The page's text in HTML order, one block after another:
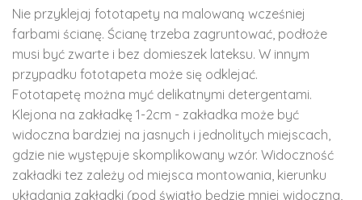
Nie przyklejaj fototapety na malowaną wcześniej
farbami ścianę. Ścianę trzeba zagruntować, podłoże
musi być zwarte i bez domieszek lateksu. W innym
przypadku fototapeta może się odklejać.
Fototapetę można myć delikatnymi detergentami.
Klejona na zakładkę 1-2cm - zakładka może być
widoczna bardziej na jasnych i jednolitych miejscach,
gdzie nie występuje skomplikowany wzór. Widoczność
zakładki tez zależy od miejsca montowania, kierunku
układania zakładki (pod światło będzie mniej widoczna,